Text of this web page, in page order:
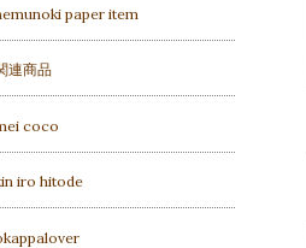
paper item
連商品
coco
iro hitode